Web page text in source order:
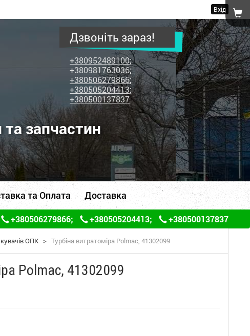
Вхід
Дзвоніть зараз!
+380952489100;
+380981763036;
+380506279866;
+380505204413;
+380500137837
запчастин
та Оплата Доставка
+380506279866; +380505204413; +380500137837
ОПК > Турбіна витратоміра Polmac, 41302099
Polmac, 41302099